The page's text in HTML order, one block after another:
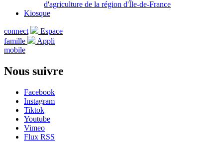
d'agriculture de la région d'Île-de-France
Kiosque
connect
Espace
famille
Appli
mobile
Nous suivre
Facebook
Instagram
Tiktok
Youtube
Vimeo
Flux RSS